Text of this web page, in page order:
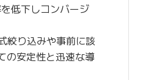
低下しコンバージ
絞り込みや事前に該
の安定性と迅速な導